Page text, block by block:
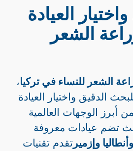
العيادة
الشعر
الشعر للنساء في تركيا،
الدقيق واختيار العيادة
أبرز الوجهات العالمية
تضم عيادات معروفة
وإزمير تقدم تقنيات